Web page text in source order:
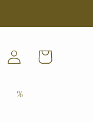
%
Log
in
Cart